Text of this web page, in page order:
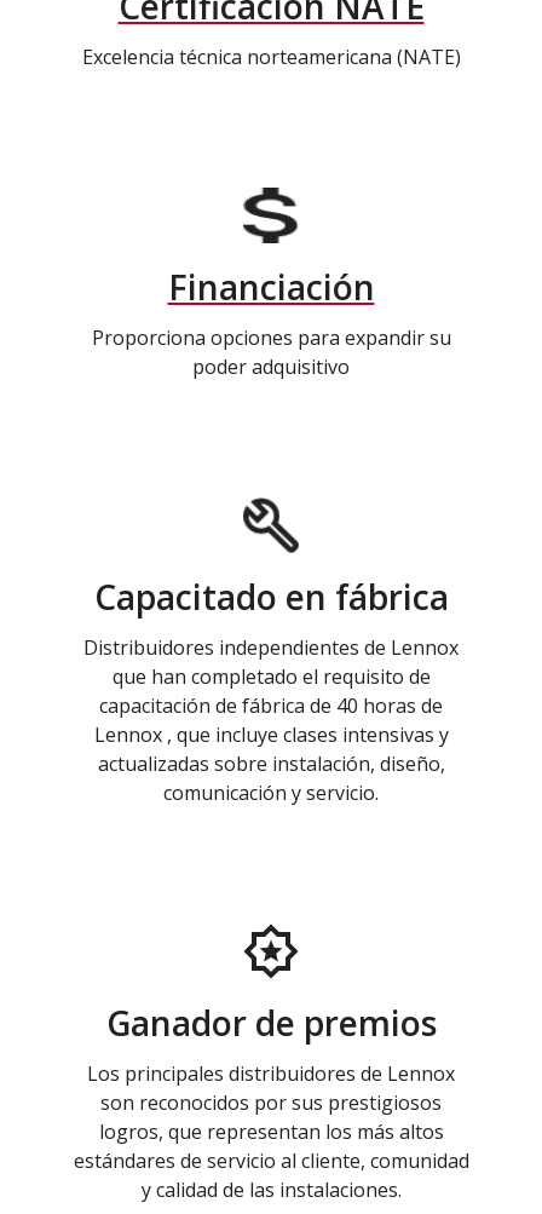
Excelencia técnica norteamericana (NATE)
Financiación
Proporciona opciones para expandir su
poder adquisitivo
Capacitado en fábrica
Distribuidores independientes de Lennox
que han completado el requisito de
capacitación de fábrica de 40 horas de
Lennox , que incluye clases intensivas y
actualizadas sobre instalación, diseño,
comunicación y servicio.
Ganador de premios
Los principales distribuidores de Lennox
son reconocidos por sus prestigiosos
logros, que representan los más altos
estándares de servicio al cliente, comunidad
y calidad de las instalaciones.